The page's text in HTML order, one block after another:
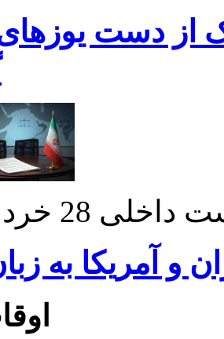
از دست یوزهای
داخلی 28 خرداد 1405
و آمریکا به